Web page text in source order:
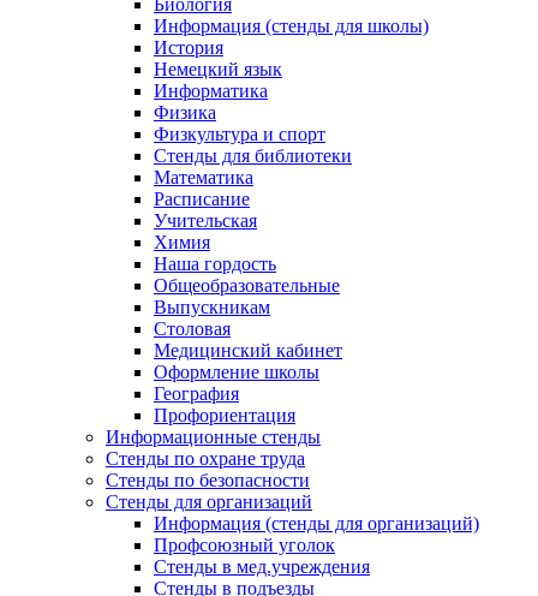
Биология
Информация (стенды для школы)
История
Немецкий язык
Информатика
Физика
Физкультура и спорт
Стенды для библиотеки
Математика
Расписание
Учительская
Химия
Наша гордость
Общеобразовательные
Выпускникам
Столовая
Медицинский кабинет
Оформление школы
География
Профориентация
Информационные стенды
Стенды по охране труда
Стенды по безопасности
Стенды для организаций
Информация (стенды для организаций)
Профсоюзный уголок
Стенды в мед.учреждения
Стенды в подъезды